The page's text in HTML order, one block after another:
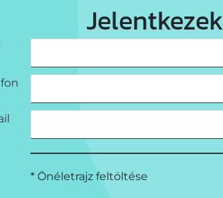
Jelentkezek
* Önéletrajz feltöltése